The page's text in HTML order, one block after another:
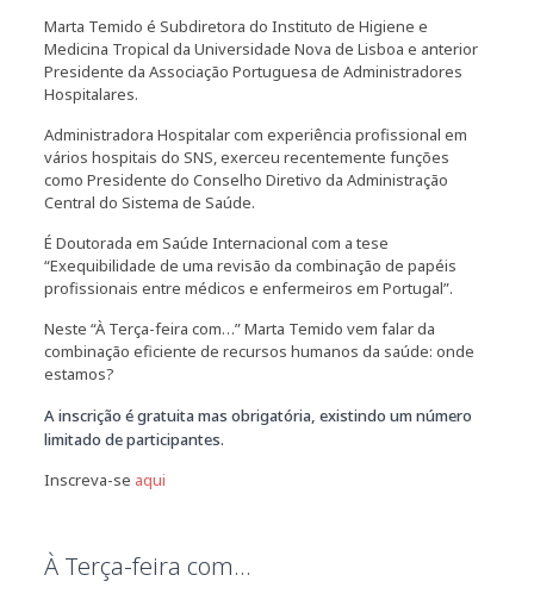
Marta Temido é Subdiretora do Instituto de Higiene e
Medicina Tropical da Universidade Nova de Lisboa e anterior
Presidente da Associação Portuguesa de Administradores
Hospitalares.
Administradora Hospitalar com experiência profissional em
vários hospitais do SNS, exerceu recentemente funções
como Presidente do Conselho Diretivo da Administração
Central do Sistema de Saúde.
É Doutorada em Saúde Internacional com a tese
“Exequibilidade de uma revisão da combinação de papéis
profissionais entre médicos e enfermeiros em Portugal”.
Neste “À Terça-feira com…” Marta Temido vem falar da
combinação eficiente de recursos humanos da saúde: onde
estamos?
A inscrição é gratuita mas obrigatória, existindo um número
limitado de participantes.
Inscreva-se aqui
À Terça-feira com…